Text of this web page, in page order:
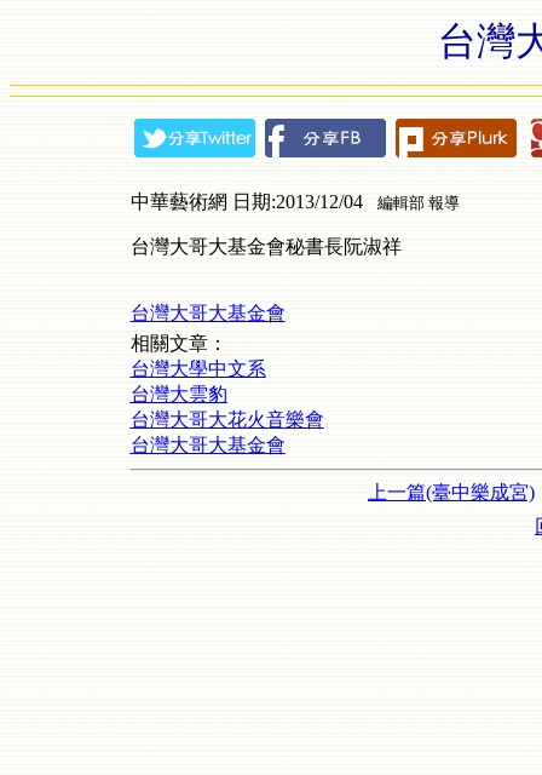
台灣
中華藝術網 日期:2013/12/04 編輯部 報導
台灣大哥大基金會秘書長阮淑祥
台灣大哥大基金會
相關文章：
台灣大學中文系
台灣大雲豹
台灣大哥大花火音樂會
台灣大哥大基金會
上一篇(臺中樂成宮)